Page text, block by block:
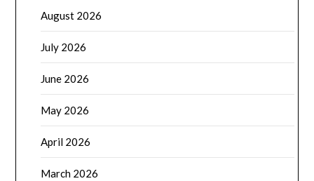
August 2026
July 2026
June 2026
May 2026
April 2026
March 2026